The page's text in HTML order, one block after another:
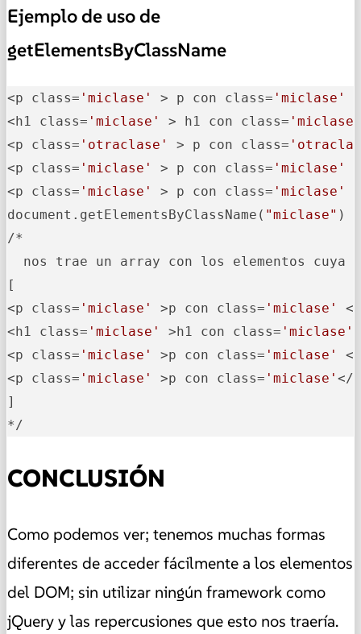
Ejemplo de uso de
getElementsByClassName
<p class= 'miclase' > p con class= 'miclase'
<h1 class= 'miclase' > h1 con class= 'miclase'
<p class= 'otraclase' > p con class=
<p class= 'miclase' > p con class= 'miclase'
<p class= 'miclase' > p con class= 'miclase'
document.getElementsByClassName( "miclase" )
/*
nos trae un array con los elementos cuya
[
<p class= 'miclase' >p con class= 'miclase'
<h1 class= 'miclase' >h1 con class= 'miclase'
<p class= 'miclase' >p con class= 'miclase'
<p class= 'miclase' >p con class= 'miclase' </
]
*/
CONCLUSIÓN
Como podemos ver; tenemos muchas formas
diferentes de acceder fácilmente a los elementos
del DOM; sin utilizar ningún framework como
jQuery y las repercusiones que esto nos traería.